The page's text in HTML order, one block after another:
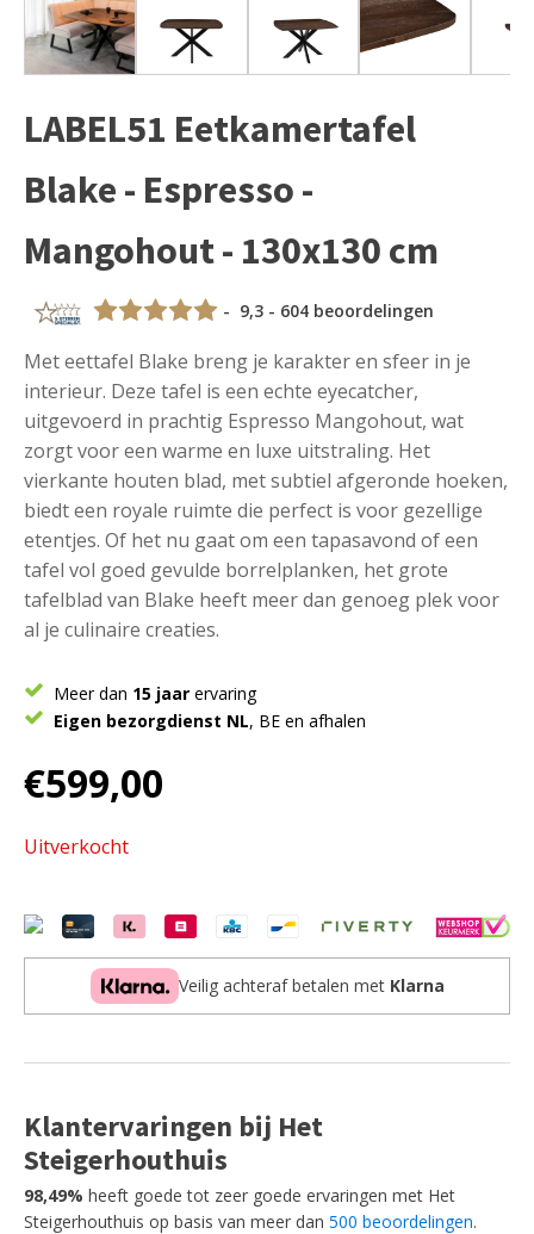
LABEL51 Eetkamertafel
Blake - Espresso -
Mangohout - 130x130 cm
- 9,3 - 604 beoordelingen
Met eettafel Blake breng je karakter en sfeer in je
interieur. Deze tafel is een echte eyecatcher,
uitgevoerd in prachtig Espresso Mangohout, wat
zorgt voor een warme en luxe uitstraling. Het
vierkante houten blad, met subtiel afgeronde hoeken,
biedt een royale ruimte die perfect is voor gezellige
etentjes. Of het nu gaat om een tapasavond of een
tafel vol goed gevulde borrelplanken, het grote
tafelblad van Blake heeft meer dan genoeg plek voor
al je culinaire creaties.
Meer dan 15 jaar ervaring
Eigen bezorgdienst NL, BE en afhalen
€599,00
Uitverkocht
Veilig achteraf betalen met Klarna
Klantervaringen bij Het
Steigerhouthuis
98,49% heeft goede tot zeer goede ervaringen met Het
Steigerhouthuis op basis van meer dan 500 beoordelingen.